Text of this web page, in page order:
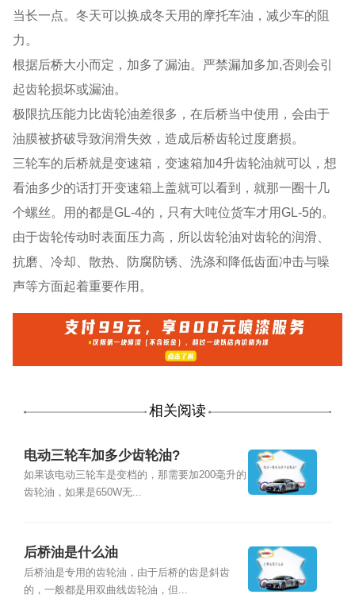
当长一点。冬天可以换成冬天用的摩托车油，减少车的阻
力。
根据后桥大小而定，加多了漏油。严禁漏加多加,否则会引
起齿轮损坏或漏油。
极限抗压能力比齿轮油差很多，在后桥当中使用，会由于
油膜被挤破导致润滑失效，造成后桥齿轮过度磨损。
三轮车的后桥就是变速箱，变速箱加4升齿轮油就可以，想
看油多少的话打开变速箱上盖就可以看到，就那一圈十几
个螺丝。用的都是GL-4的，只有大吨位货车才用GL-5的。
由于齿轮传动时表面压力高，所以齿轮油对齿轮的润滑、
抗磨、冷却、散热、防腐防锈、洗涤和降低齿面冲击与噪
声等方面起着重要作用。
相关阅读
电动三轮车加多少齿轮油?
如果该电动三轮车是变档的，那需要加200毫升的
齿轮油，如果是650W无...
后桥油是什么油
后桥油是专用的齿轮油，由于后桥的齿是斜齿
的，一般都是用双曲线齿轮油，但...